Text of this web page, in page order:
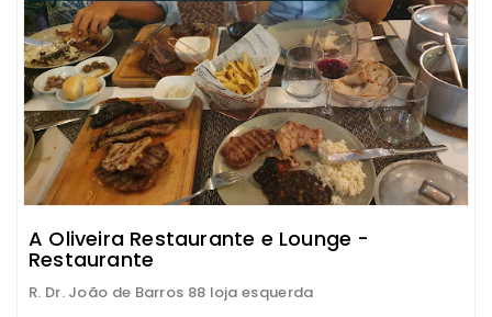
A Oliveira Restaurante e Lounge -
Restaurante
R. Dr. João de Barros 88 loja esquerda